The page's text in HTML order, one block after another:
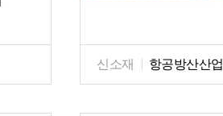
신소재 | 항공방산산업